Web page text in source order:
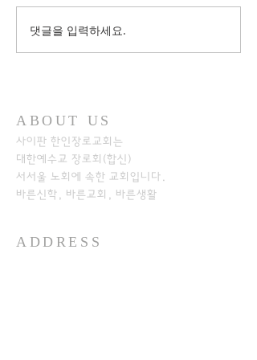
댓글을 입력하세요.
ABOUT US
사이판 한인장로교회는
대한예수교 장로회(합신)
서서울 노회에 속한 교회입니다.
바른신학, 바른교회, 바른생활
ADDRESS